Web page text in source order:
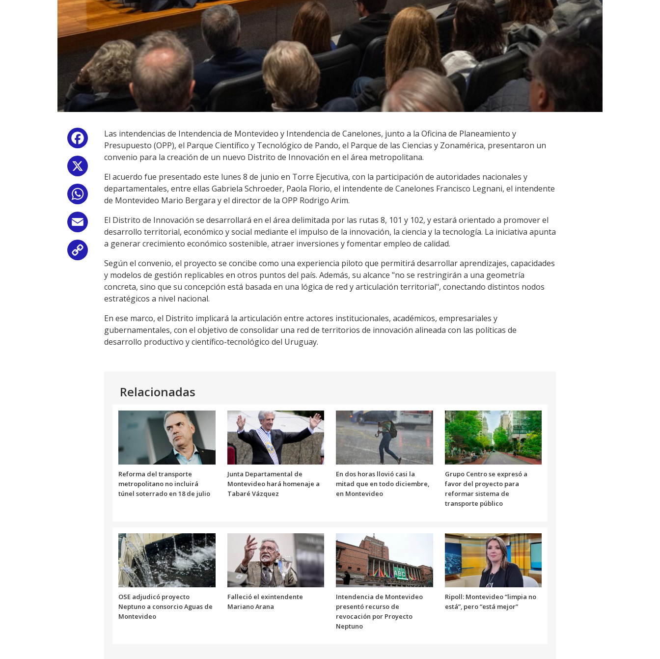
Facebook
WhatsApp
Email
Link
Las intendencias de Intendencia de Montevideo y Intendencia de Canelones, junto a la Oficina de Planeamiento y
Presupuesto (OPP), el Parque Científico y Tecnológico de Pando, el Parque de las Ciencias y Zonamérica, presentaron un
convenio para la creación de un nuevo Distrito de Innovación en el área metropolitana.
El acuerdo fue presentado este lunes 8 de junio en Torre Ejecutiva, con la participación de autoridades nacionales y
departamentales, entre ellas Gabriela Schroeder, Paola Florio, el intendente de Canelones Francisco Legnani, el intendente
de Montevideo Mario Bergara y el director de la OPP Rodrigo Arim.
El Distrito de Innovación se desarrollará en el área delimitada por las rutas 8, 101 y 102, y estará orientado a promover el
desarrollo territorial, económico y social mediante el impulso de la innovación, la ciencia y la tecnología. La iniciativa apunta
a generar crecimiento económico sostenible, atraer inversiones y fomentar empleo de calidad.
Según el convenio, el proyecto se concibe como una experiencia piloto que permitirá desarrollar aprendizajes, capacidades
y modelos de gestión replicables en otros puntos del país. Además, su alcance "no se restringirán a una geometría
concreta, sino que su concepción está basada en una lógica de red y articulación territorial", conectando distintos nodos
estratégicos a nivel nacional.
En ese marco, el Distrito implicará la articulación entre actores institucionales, académicos, empresariales y
gubernamentales, con el objetivo de consolidar una red de territorios de innovación alineada con las políticas de
desarrollo productivo y científico-tecnológico del Uruguay.
Relacionadas
Reforma del transporte
metropolitano no incluirá
túnel soterrado en 18 de julio
Junta Departamental de
Montevideo hará homenaje a
Tabaré Vázquez
En dos horas llovió casi la
mitad que en todo diciembre,
en Montevideo
Grupo Centro se expresó a
favor del proyecto para
reformar sistema de
transporte público
OSE adjudicó proyecto
Neptuno a consorcio Aguas de
Montevideo
Falleció el exintendente
Mariano Arana
Intendencia de Montevideo
presentó recurso de
revocación por Proyecto
Neptuno
Ripoll: Montevideo “limpia no
está”, pero “está mejor”